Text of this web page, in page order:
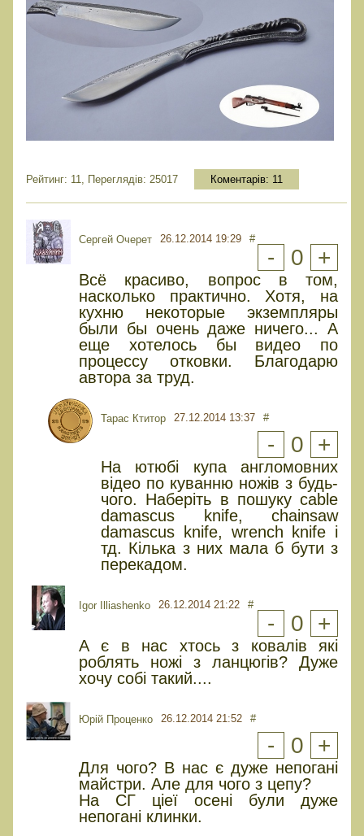
Рейтинг: 11, Переглядів: 25017 Коментарів: 11
Сергей Очерет 26.12.2014 19:29 #
- 0 +
Всё красиво, вопрос в том,
насколько практично. Хотя, на
кухню некоторые экземпляры
были бы очень даже ничего... А
еще хотелось бы видео по
процессу отковки. Благодарю
автора за труд.
Тарас Ктитор 27.12.2014 13:37 #
- 0 +
На ютюбі купа англомовних
відео по куванню ножів з будь-
чого. Наберіть в пошуку cable
damascus knife, chainsaw
damascus knife, wrench knife і
тд. Кілька з них мала б бути з
перекадом.
Igor Illiashenko 26.12.2014 21:22 #
- 0 +
А є в нас хтось з ковалів які
роблять ножі з ланцюгів? Дуже
хочу собі такий....
Юрiй Проценко 26.12.2014 21:52 #
- 0 +
Для чого? В нас є дуже непогані
майстри. Але для чого з цепу?
На СГ ціеї осені були дуже
непогані клинки.